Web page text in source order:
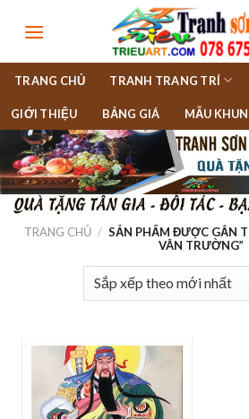
TRANG CHỦ TRANH TRANG TRÍ
GIỚI THIỆU BẢNG GIÁ MẪU
TRANG CHỦ / SẢN PHẨM ĐƯỢC GẮN
VÂN TRƯỜNG”